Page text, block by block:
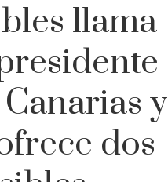
llama
y
dos